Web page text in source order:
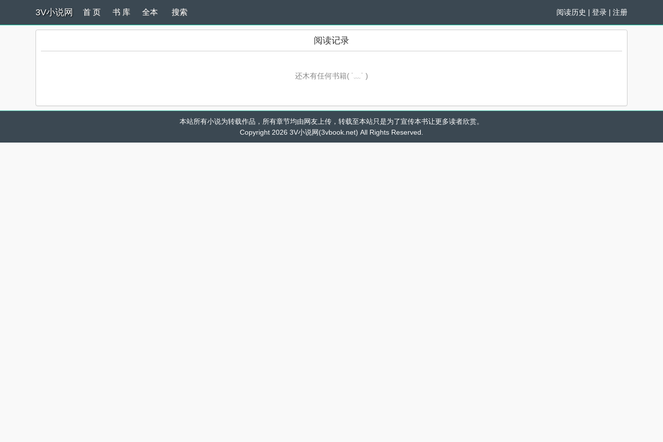
3V小说网 阅读历史 | 登录 | 注册
首 页 书 库 全本 搜索
阅读记录
还木有任何书籍( ˙﹏˙ )
本站所有小说为转载作品，所有章节均由网友上传，转载至本站只是为了宣传本书让更多读者欣赏。
Copyright 2026 3V小说网(3vbook.net) All Rights Reserved.